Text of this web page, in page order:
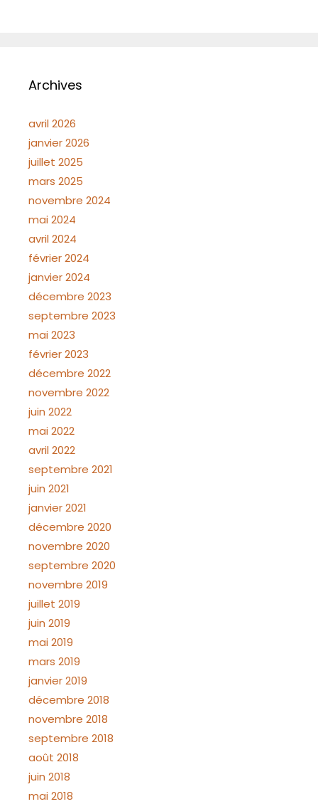
Archives
avril 2026
janvier 2026
juillet 2025
mars 2025
novembre 2024
mai 2024
avril 2024
février 2024
janvier 2024
décembre 2023
septembre 2023
mai 2023
février 2023
décembre 2022
novembre 2022
juin 2022
mai 2022
avril 2022
septembre 2021
juin 2021
janvier 2021
décembre 2020
novembre 2020
septembre 2020
novembre 2019
juillet 2019
juin 2019
mai 2019
mars 2019
janvier 2019
décembre 2018
novembre 2018
septembre 2018
août 2018
juin 2018
mai 2018